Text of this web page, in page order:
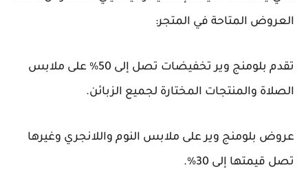
العروض المتاحة في المتجر:
تقدم بلومنج وير تخفيضات تصل إلى 50% على ملابس
الصلاة والمنتجات المختارة لجميع الزبائن.
عروض بلومنج وير على ملابس النوم واللانجري وغيرها
تصل قيمتها إلى 30%.